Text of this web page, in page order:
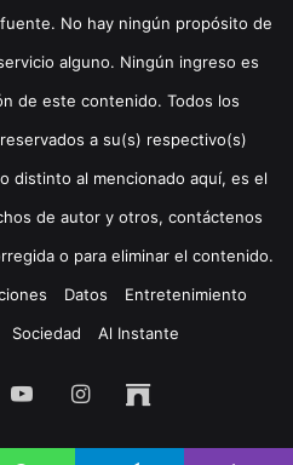
No hay ningún propósito de
alguno. Ningún ingreso es
de este contenido. Todos los
a su(s) respectivo(s)
distinto al mencionado aquí, es el
de autor y otros, contáctenos
o para eliminar el contenido.
Datos
Entretenimiento
Sociedad Al Instante
YouTubeInstagramArchive